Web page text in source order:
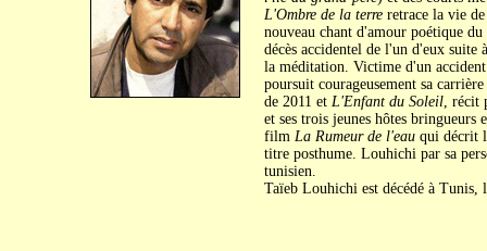
L'Ombre de la terreretrace la vie de
nouveau chant d'amour poétique
décès accidentel de l'un d'eux suite
la méditation. Victime d'un
poursuit courageusement sa
de 2011 et L'Enfant du Soleil, récit
et ses trois jeunes hôtes bringueurs
film La Rumeur de l'eauqui décrit
titre posthume. Louhichi par sa
tunisien.
Taïeb Louhichi est décédé à Tunis,